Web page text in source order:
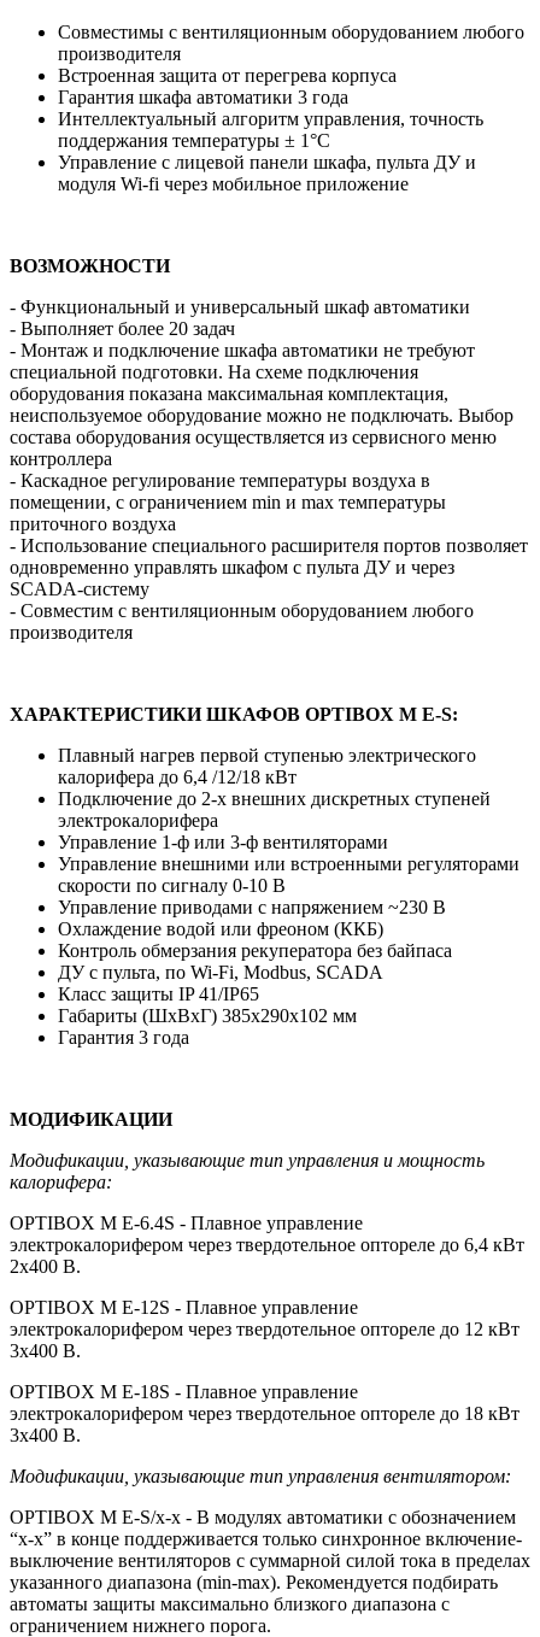
Совместимы с вентиляционным оборудованием любого
производителя
Встроенная защита от перегрева корпуса
Гарантия шкафа автоматики 3 года
Интеллектуальный алгоритм управления, точность
поддержания температуры ± 1°С
Управление с лицевой панели шкафа, пульта ДУ и
модуля Wi-fi через мобильное приложение
ВОЗМОЖНОСТИ
- Функциональный и универсальный шкаф автоматики
- Выполняет более 20 задач
- Монтаж и подключение шкафа автоматики не требуют
специальной подготовки. На схеме подключения
оборудования показана максимальная комплектация,
неиспользуемое оборудование можно не подключать. Выбор
состава оборудования осуществляется из сервисного меню
контроллера
- Каскадное регулирование температуры воздуха в
помещении, с ограничением min и max температуры
приточного воздуха
- Использование специального расширителя портов позволяет
одновременно управлять шкафом с пульта ДУ и через
SCADA-систему
- Совместим с вентиляционным оборудованием любого
производителя
ХАРАКТЕРИСТИКИ ШКАФОВ OPTIBOX M E-S:
Плавный нагрев первой ступенью электрического
калорифера до 6,4 /12/18 кВт
Подключение до 2-х внешних дискретных ступеней
электрокалорифера
Управление 1-ф или 3-ф вентиляторами
Управление внешними или встроенными регуляторами
скорости по сигналу 0-10 В
Управление приводами с напряжением ~230 В
Охлаждение водой или фреоном (ККБ)
Контроль обмерзания рекуператора без байпаса
ДУ с пульта, по Wi-Fi, Modbus, SCADA
Класс защиты IP 41/IP65
Габариты (ШхВхГ) 385х290х102 мм
Гарантия 3 года
МОДИФИКАЦИИ
Модификации, указывающие тип управления и мощность
калорифера:
OPTIBOX M E-6.4S - Плавное управление
электрокалорифером через твердотельное оптореле до 6,4 кВт
2х400 В.
OPTIBOX M E-12S - Плавное управление
электрокалорифером через твердотельное оптореле до 12 кВт
3х400 В.
OPTIBOX M E-18S - Плавное управление
электрокалорифером через твердотельное оптореле до 18 кВт
3х400 В.
Модификации, указывающие тип управления вентилятором:
OPTIBOX M E-S/x-x - В модулях автоматики с обозначением
“x-x” в конце поддерживается только синхронное включение-
выключение вентиляторов с суммарной силой тока в пределах
указанного диапазона (min-max). Рекомендуется подбирать
автоматы защиты максимально близкого диапазона с
ограничением нижнего порога.